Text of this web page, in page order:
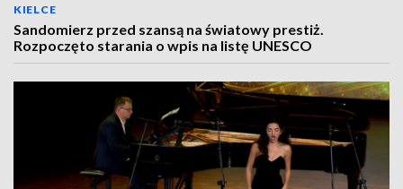
KIELCE
Sandomierz przed szansą na światowy prestiż.
Rozpoczęto starania o wpis na listę UNESCO